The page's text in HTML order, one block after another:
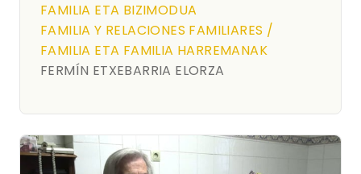
FAMILIA ETA BIZIMODUA
FAMILIA Y RELACIONES FAMILIARES /
FAMILIA ETA FAMILIA HARREMANAK
FERMÍN ETXEBARRIA ELORZA